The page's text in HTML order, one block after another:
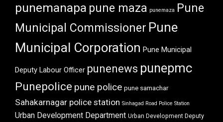
punemanapa pune maza punemaza Pune
Municipal Commissioner Pune
Municipal Corporation Pune Municipal
Deputy Labour Officer punenews punepmc
Punepolice pune police pune samachar
Sahakarnagar police station Sinhagad Road Police Station
Urban Development Department Urban Development Deputy